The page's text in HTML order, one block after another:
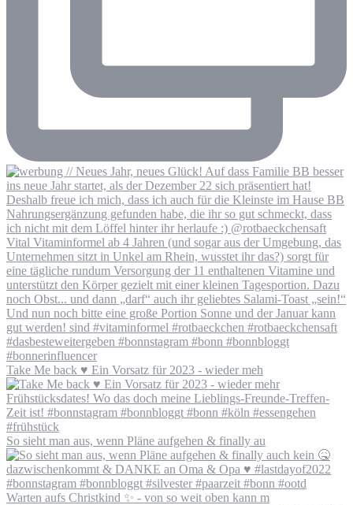
Take Me back ♥️ Ein Vorsatz für 2023 - wieder meh
So sieht man aus, wenn Pläne aufgehen & finally au
Warten aufs Christkind ✨ - von so weit oben kann m